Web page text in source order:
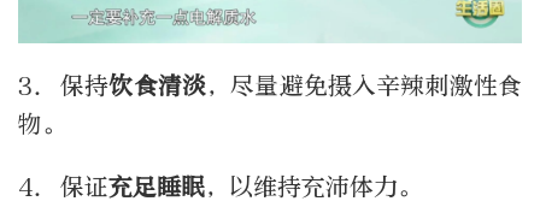
3. 保持饮食清淡，尽量避免摄入辛辣刺激性食
物。
4. 保证充足睡眠，以维持充沛体力。